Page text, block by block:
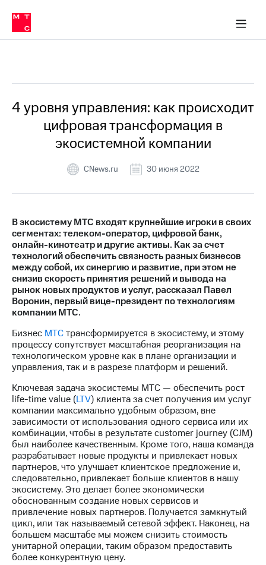
Медиа-центр
и акционерам
Устойчивое развитие
Комплаенс и деловая этика
компании
Карьера
История
компании
Руководство
региона
информация
Контакты
Медиа-центр
Пресс-
релизы
МТС
о технологиях
Достижения
Интервью
Финансовая
Контакты
Новости
в
регионе
и акционерам
Корпоративное
управление
Корпоративный
секретарь
Раскрытие
информации
Информация
в МТС
Пресс-
релизы
МТС
о технологиях
4 уровня управления: как происходит
цифровая трансформация в
экосистемной компании
CNews.ru 30 июня 2022
В экосистему МТС входят крупнейшие игроки в своих
сегментах: телеком-оператор, цифровой банк,
онлайн-кинотеатр и другие активы. Как за счет
технологий обеспечить связность разных бизнесов
между собой, их синергию и развитие, при этом не
снизив скорость принятия решений и вывода на
рынок новых продуктов и услуг, рассказал Павел
Воронин, первый вице-президент по технологиям
компании МТС.
Бизнес МТСтрансформируется в экосистему, и этому
процессу сопутствует масштабная реорганизация на
технологическом уровне как в плане организации и
управления, так и в разрезе платформ и решений.
Ключевая задача экосистемы МТС — обеспечить рост
life-time value (LTV) клиента за счет получения им услуг
компании максимально удобным образом, вне
зависимости от использования одного сервиса или их
комбинации, чтобы в результате сustomer journey (CJM)
был наиболее качественным. Кроме того, наша команда
разрабатывает новые продукты и привлекает новых
партнеров, что улучшает клиентское предложение и,
следовательно, привлекает больше клиентов в нашу
экосистему. Это делает более экономически
обоснованным создание новых сервисов и
привлечение новых партнеров. Получается замкнутый
цикл, или так называемый сетевой эффект. Наконец, на
большем масштабе мы можем снизить стоимость
унитарной операции, таким образом предоставить
более конкурентную цену.